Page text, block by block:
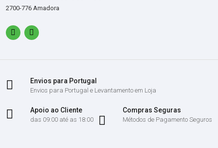
2700-776 Amadora
Envios para Portugal
Envios para Portugal e Levantamento em Loja
Apoio ao Cliente
das 09:00 até as 18:00
Compras Seguras
Métodos de Pagamento Seguros